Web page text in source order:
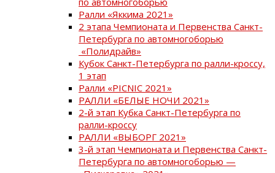
Ралли «Яккима 2021»
2 этапа Чемпионата и Первенства Санкт-
Петербурга по автомногоборью
«Полидрайв»
Кубок Санкт-Петербурга по ралли-кроссу,
1 этап
Ралли «PICNIC 2021»
РАЛЛИ «БЕЛЫЕ НОЧИ 2021»
2-й этап Кубка Санкт-Петербурга по
ралли-кроссу
РАЛЛИ «ВЫБОРГ 2021»
3-й этап Чемпионата и Первенства Санкт-
Петербурга по автомногоборью —